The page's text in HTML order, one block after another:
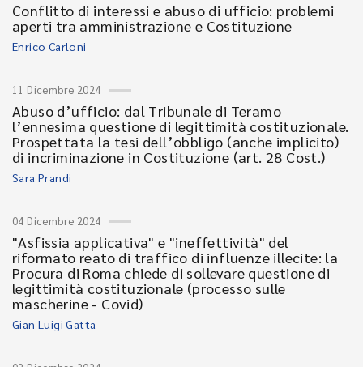
Conflitto di interessi e abuso di ufficio: problemi
aperti tra amministrazione e Costituzione
Enrico Carloni
11 Dicembre 2024
Abuso d’ufficio: dal Tribunale di Teramo
l’ennesima questione di legittimità costituzionale.
Prospettata la tesi dell’obbligo (anche implicito)
di incriminazione in Costituzione (art. 28 Cost.)
Sara Prandi
04 Dicembre 2024
"Asfissia applicativa" e "ineffettività" del
riformato reato di traffico di influenze illecite: la
Procura di Roma chiede di sollevare questione di
legittimità costituzionale (processo sulle
mascherine - Covid)
Gian Luigi Gatta